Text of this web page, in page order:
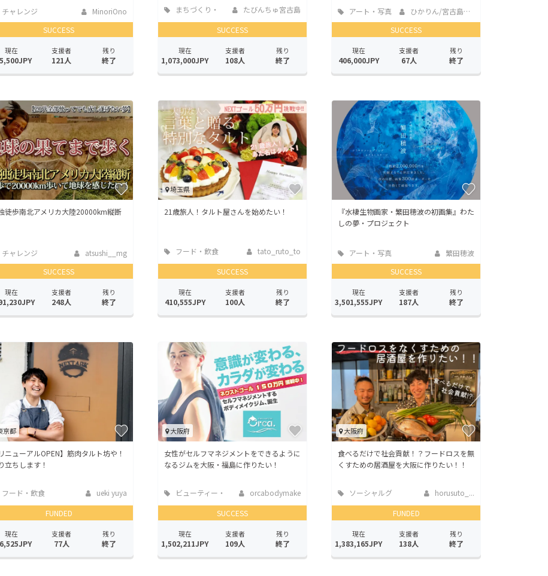
チャレンジ
MinoriOno
SUCCESS
現在 支援者
121人
残り
終了
まちづくり・
地域活性化
たびんちゅ宮古島
SUCCESS
現在
1,073,000JPY
支援者
108人
残り
終了
アート・写真
ひかりん/宮古島カ...
SUCCESS
現在
406,000JPY
支援者
67人
残り
終了
徒歩南北アメリカ大陸20000km縦断
チャレンジ
atsushi__mg
SUCCESS
現在 支援者
248人
残り
終了
埼玉県
21歳旅人！タルト屋さんを始めたい！
フード・飲食
店
tato_ruto_to
SUCCESS
現在
410,555JPY
支援者
100人
残り
終了
『水棲生物画家・繁田穂波の初画集』わた
しの夢・プロジェクト
アート・写真
繁田穂波
SUCCESS
現在
3,501,555JPY
支援者
187人
残り
終了
京都
リニューアルOPEN】筋肉タルト坊や！
立ちします！
フード・飲食
ueki yuya
FUNDED
現在 支援者
77人
残り
終了
大阪府
女性がセルフマネジメントをできるように
なるジムを大阪・福島に作りたい！
ビューティー・
ヘルスケア
orcabodymake
SUCCESS
現在
1,502,211JPY
支援者
109人
残り
終了
大阪府
食べるだけで社会貢献！？フードロスを無
くすための居酒屋を大阪に作りたい！！
ソーシャルグ
ッド
horusuto_...
FUNDED
現在
1,383,165JPY
支援者
138人
残り
終了